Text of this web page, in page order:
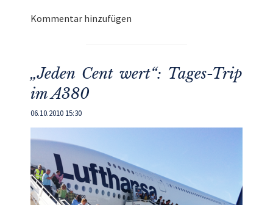
Kommentar hinzufügen
„Jeden Cent wert“: Tages-Trip
im A380
06.10.2010 15:30